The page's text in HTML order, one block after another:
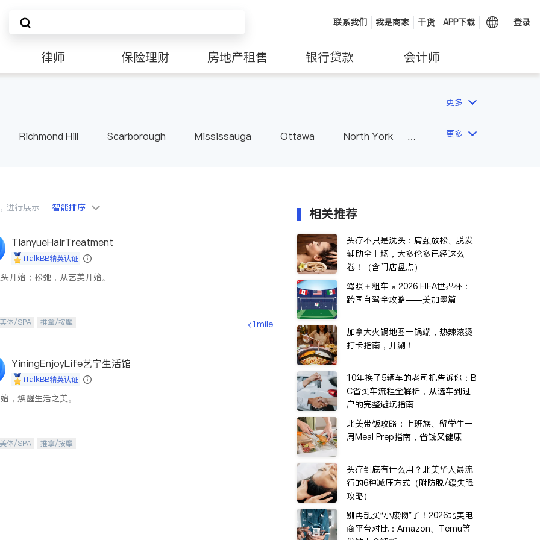
联系我们 我是商家 干货 APP下载 登录
律师 保险理财 房地产租售 银行贷款 会计师
更多
Richmond Hill Scarborough Mississauga Ottawa
North York
更多
进行展示 智能排序
TianyueHairTreatment
iTalkBB精英认证
开始；松弛，从艺美开始。
体/SPA 推拿/按摩 <1mile
YiningEnjoyLife艺宁生活馆
iTalkBB精英认证
，焕醒生活之美。
体/SPA 推拿/按摩
相关推荐
头疗不只是洗头：肩颈放松、脱发
辅助全上场，大多伦多已经这么
卷！（含门店盘点）
驾照＋租车 × 2026 FIFA世界杯：
跨国自驾全攻略——美加墨篇
加拿大火锅地图一锅端，热辣滚烫
打卡指南，开涮！
10年换了5辆车的老司机告诉你：B
C省买车流程全解析，从选车到过
户的完整避坑指南
北美带饭攻略：上班族、留学生一
周Meal Prep指南，省钱又健康
头疗到底有什么用？北美华人最流
行的6种减压方式（附防脱/缓失眠
攻略）
别再乱买“小废物”了！2026北美电
商平台对比：Amazon、Temu等